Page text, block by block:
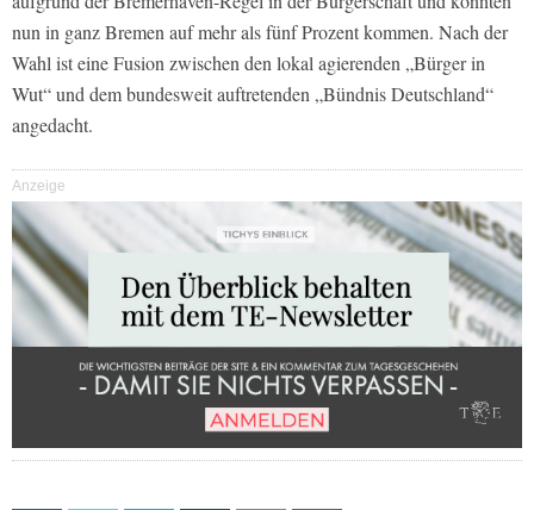
nun in ganz Bremen auf mehr als fünf Prozent kommen. Nach der
Wahl ist eine Fusion zwischen den lokal agierenden „Bürger in
Wut“ und dem bundesweit auftretenden „Bündnis Deutschland“
angedacht.
Anzeige